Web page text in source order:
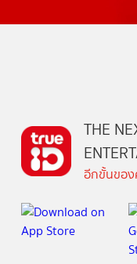
THE
อีกขั้นของ